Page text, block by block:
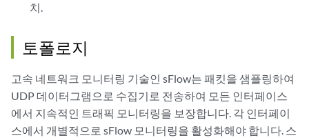
치.
토폴로지
고속 네트워크 모니터링 기술인 sFlow는 패킷을 샘플링하여
UDP 데이터그램으로 수집기로 전송하여 모든 인터페이스
에서 지속적인 트래픽 모니터링을 보장합니다. 각 인터페이
스에서 개별적으로 sFlow 모니터링을 활성화해야 합니다. 스